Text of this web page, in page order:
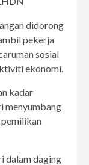
didorong
pekerja
sosial
ekonomi.
kadar
menyumbang
pemilikan
dalam daging